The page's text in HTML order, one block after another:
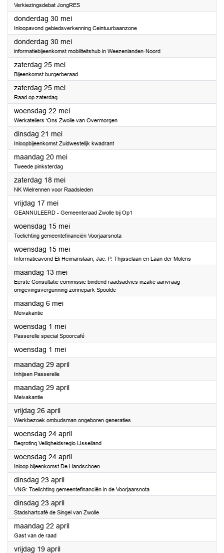
Verkiezingsdebat JongRES
donderdag 30 mei2024
Inloopavond gebiedsverkenning Ceintuurbaanzone
donderdag 30 mei2024
informatiebijeenkomst mobiliteitshub in Weezenlanden-Noord
zaterdag 25 mei2024
Bijeenkomst burgerberaad
zaterdag 25 mei2024
Raad op zaterdag
woensdag 22 mei2024
Werkateliers ‘Ons Zwolle van Overmorgen
dinsdag 21 mei2024
Inloopbijeenkomst Zuidwestelijk kwadrant
maandag 20 mei2024
Tweede pinksterdag
zaterdag 18 mei2024
NK Wielrennen voor Raadsleden
vrijdag 17 mei2024
GEANNULEERD - Gemeenteraad Zwolle bij Op1
woensdag 15 mei2024
Toelichting gemeentefinanciën Voorjaarsnota
woensdag 15 mei2024
Informatieavond Eli Heimanslaan, Jac. P. Thijsselaan en Laan der Molens
maandag 13 mei2024
Eerste Consultatie commissie bindend raadsadvies inzake aanvraag
omgevingsvergunning zonnepark Spoolde
maandag 6 mei2024
Meivakantie
woensdag 1 mei2024
Passerelle special Spoorcafé
woensdag 1 mei2024
maandag 29 april2024
Inhijsen Passerelle
maandag 29 april2024
Meivakantie
vrijdag 26 april2024
Werkbezoek ombudsman ongeboren generaties
woensdag 24 april2024
Begroting Veiligheidsregio IJsselland
woensdag 24 april2024
Inloop bijeenkomst De Handschoen
dinsdag 23 april2024
VNG: Toelichting gemeentefinanciën in de Voorjaarsnota
dinsdag 23 april2024
Stadshartcafé de Singel van Zwolle
maandag 22 april2024
Gast van de raad
vrijdag 19 april2024